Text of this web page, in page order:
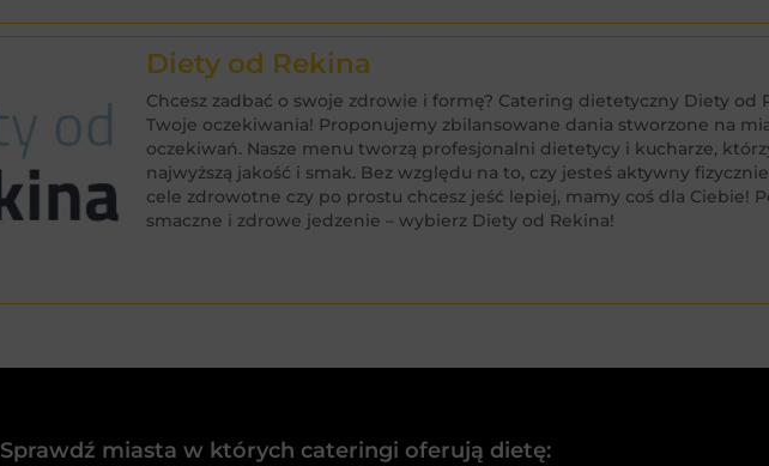
Diety od Rekina
Chcesz zadbać o swoje zdrowie i formę? Catering dietetyczny Diety od
Twoje oczekiwania! Proponujemy zbilansowane dania stworzone na
oczekiwań. Nasze menu tworzą profesjonalni dietetycy i kucharze,
najwyższą jakość i smak. Bez względu na to, czy jesteś aktywny
cele zdrowotne czy po prostu chcesz jeść lepiej, mamy coś dla Ciebie!
smaczne i zdrowe jedzenie – wybierz Diety od Rekina!
Sprawdź miasta w których cateringi oferują dietę: